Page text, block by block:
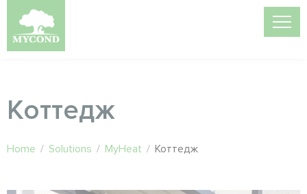
Коттедж
Home / Solutions / MyHeat / Коттедж